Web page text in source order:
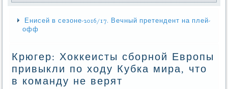
Енисей в сезоне-2016/17. Вечный претендент на плей-
офф
Крюгер: Хоккеисты сборной Европы
привыкли по ходу Кубка мира, что
в команду не верят